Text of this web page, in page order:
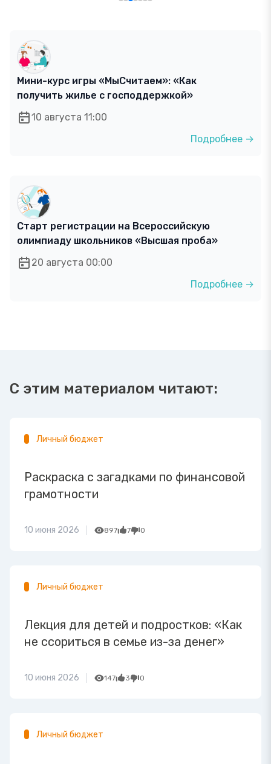
Мини-курс игры «МыСчитаем»: «Как
получить жилье с господдержкой»
10 августа 11:00
Подробнее →
Старт регистрации на Всероссийскую
олимпиаду школьников «Высшая проба»
20 августа 00:00
Подробнее →
С этим материалом читают:
Личный бюджет
Раскраска с загадками по финансовой
грамотности
10 июня 2026 897 7 0
Личный бюджет
Лекция для детей и подростков: «Как
не ссориться в семье из-за денег»
10 июня 2026 147 3 0
Личный бюджет